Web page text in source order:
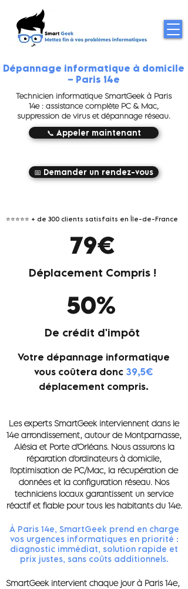
Dépannage informatique à domicile
– Paris 14e
Technicien informatique SmartGeek à Paris
14e : assistance complète PC & Mac,
suppression de virus et dépannage réseau.
📞 Appeler maintenant
📅 Demander un rendez-vous
⭐⭐⭐⭐⭐ + de 300 clients satisfaits en Île-de-France
79€
Déplacement Compris !
50%
De crédit d'impôt
Votre dépannage informatique
vous coûtera donc 39,5€
déplacement compris.
Les experts SmartGeek interviennent dans le
14e arrondissement, autour de Montparnasse,
Alésia et Porte d’Orléans. Nous assurons la
réparation d’ordinateurs à domicile,
l’optimisation de PC/Mac, la récupération de
données et la configuration réseau. Nos
techniciens locaux garantissent un service
réactif et fiable pour tous les habitants du 14e.
À Paris 14e, SmartGeek prend en charge
vos urgences informatiques en priorité :
diagnostic immédiat, solution rapide et
prix justes, sans coûts additionnels.
SmartGeek intervient chaque jour à Paris 14e,